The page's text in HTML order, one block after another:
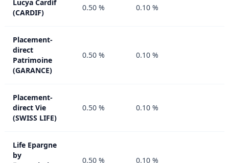
Lucya Cardif
(CARDIF)
0.50 % 0.10 %
Placement-
direct
Patrimoine
(GARANCE)
0.50 % 0.10 %
Placement-
direct Vie
(SWISS LIFE)
0.50 % 0.10 %
Life Epargne
by
0.50 % 0.10 %